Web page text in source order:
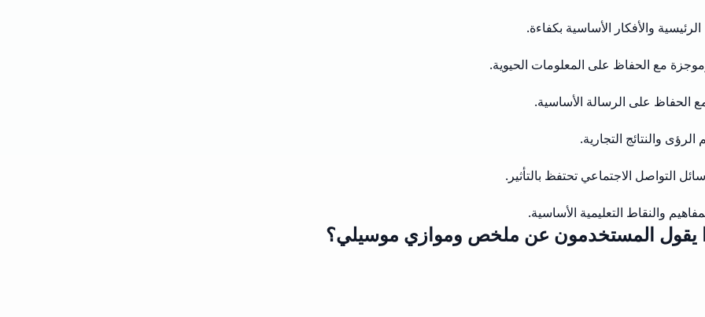
والأفكار الأساسية بكفاءة.
مع الحفاظ على المعلومات الحيوية.
الحفاظ على الرسالة الأساسية.
والنتائج التجارية.
التواصل الاجتماعي تحتفظ بالتأثير.
والنقاط التعليمية الأساسية.
يقول المستخدمون عن ملخص وموازي موسيلي؟